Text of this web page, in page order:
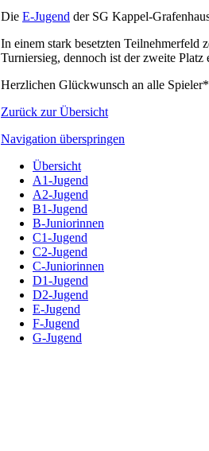
Die E-Jugend der SG Kappel-
In einem stark besetzten
Turniersieg, dennoch ist der zweite
Herzlichen Glückwunsch an alle
Zurück zur Übersicht
Navigation überspringen
Übersicht
A1-Jugend
A2-Jugend
B1-Jugend
B-Juniorinnen
C1-Jugend
C2-Jugend
C-Juniorinnen
D1-Jugend
D2-Jugend
E-Jugend
F-Jugend
G-Jugend